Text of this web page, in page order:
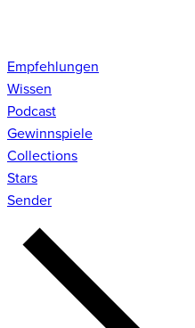
Empfehlungen
Wissen
Podcast
Gewinnspiele
Collections
Stars
Sender